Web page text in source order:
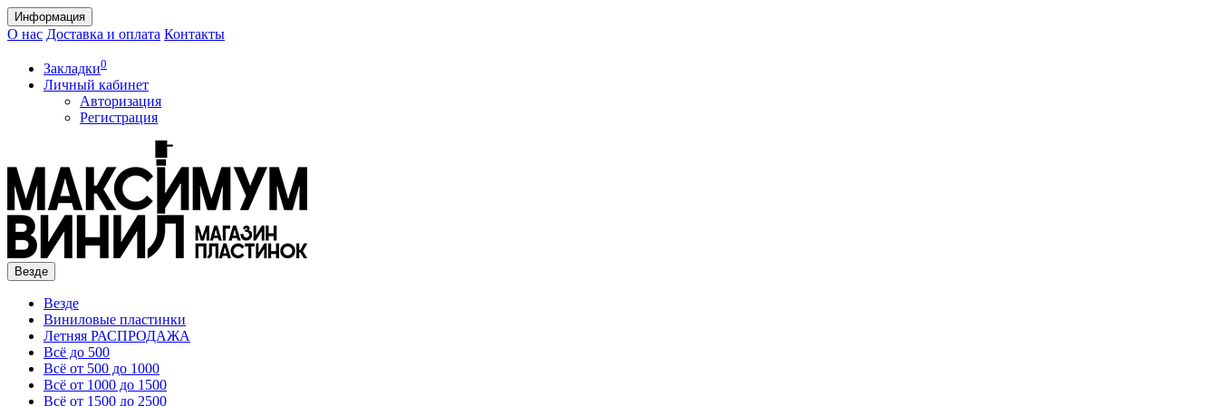
Информация
О нас Доставка и оплата Контакты
Закладки0
Личный кабинет
Авторизация
Регистрация
Везде
Везде
Виниловые пластинки
Летняя РАСПРОДАЖА
Всё до 500
Всё от 500 до 1000
Всё от 1000 до 1500
Всё от 1500 до 2500